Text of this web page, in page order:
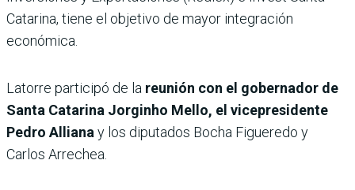
Catarina, tiene el objetivo de mayor integración
económica.
Latorre participó de la reunión con el gobernador de
Santa Catarina Jorginho Mello, el vicepresidente
Pedro Alliana y los diputados Bocha Figueredo y
Carlos Arrechea.